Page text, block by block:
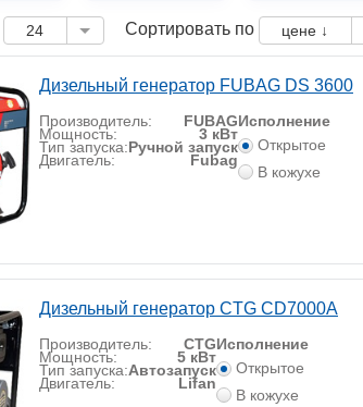
24 Сортировать по цене ↓
Дизельный генератор FUBAG DS 3600
Производитель: FUBAG
Мощность: 3 кВт
Тип запуска:Ручной запуск
Двигатель: Fubag
Исполнение
Открытое
В кожухе
Дизельный генератор CTG CD7000A
Производитель: CTG
Мощность: 5 кВт
Тип запуска:Автозапуск
Двигатель: Lifan
Исполнение
Открытое
В кожухе